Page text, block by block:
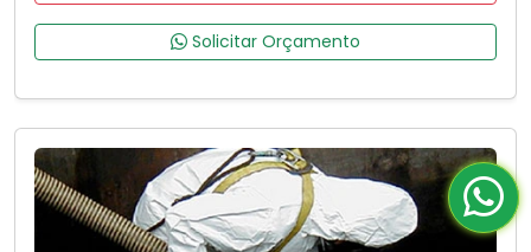
Solicitar Orçamento